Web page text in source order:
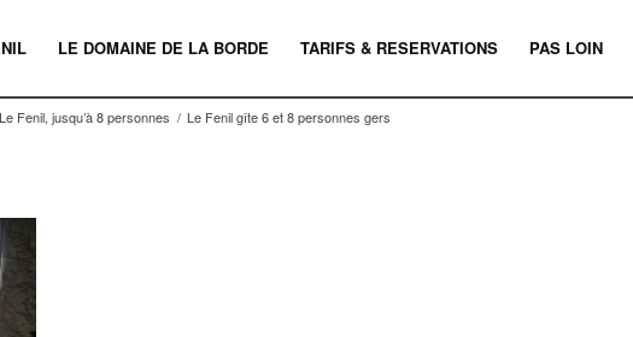
LE DOMAINE DE LA BORDE TARIFS & RESERVATIONS PAS LOIN
Le Fenil, jusqu’à 8 personnes / Le Fenil gîte 6 et 8 personnes gers